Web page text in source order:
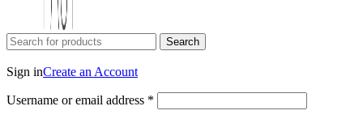
Search
Sign inCreate an Account
Username or email address *